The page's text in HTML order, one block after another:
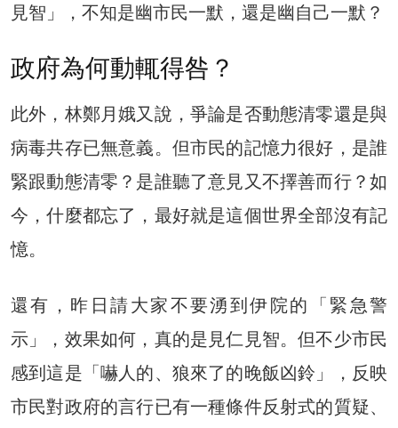
見智」，不知是幽市民一默，還是幽自己一默？
政府為何動輒得咎？
此外，林鄭月娥又說，爭論是否動態清零還是與
病毒共存已無意義。但市民的記憶力很好，是誰
緊跟動態清零？是誰聽了意見又不擇善而行？如
今，什麼都忘了，最好就是這個世界全部沒有記
憶。
還有，昨日請大家不要湧到伊院的「緊急警
示」，效果如何，真的是見仁見智。但不少市民
感到這是「嚇人的、狼來了的晚飯凶鈴」，反映
市民對政府的言行已有一種條件反射式的質疑、